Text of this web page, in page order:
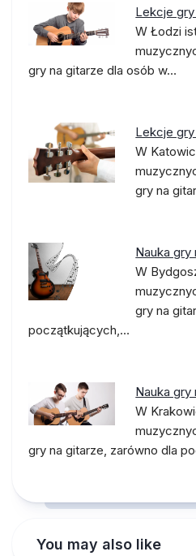
Lekcje
W Łodzi
gry na gitarze dla osób w…
Lekcje
W
gry na
Nauka
W
gry na
początkujących,…
Nauka gry
W
gry na gitarze, zarówno dla
You may also like